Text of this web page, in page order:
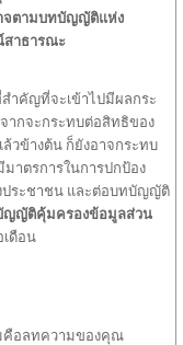
จตามบทบัญญัติแห่ง
สาธารณะ
ำคัญที่จะเข้าไปมีผลกระ
กจะกระทบต่อสิทธิของ
วข้างต้น ก็ยังอาจกระทบ
าตรการในการปกป้อง
ประชาชน และต่อบทบัญญัติ
ญญัติคุ้มครองข้อมูลส่วน
ดือน
คือลทความของคุณ